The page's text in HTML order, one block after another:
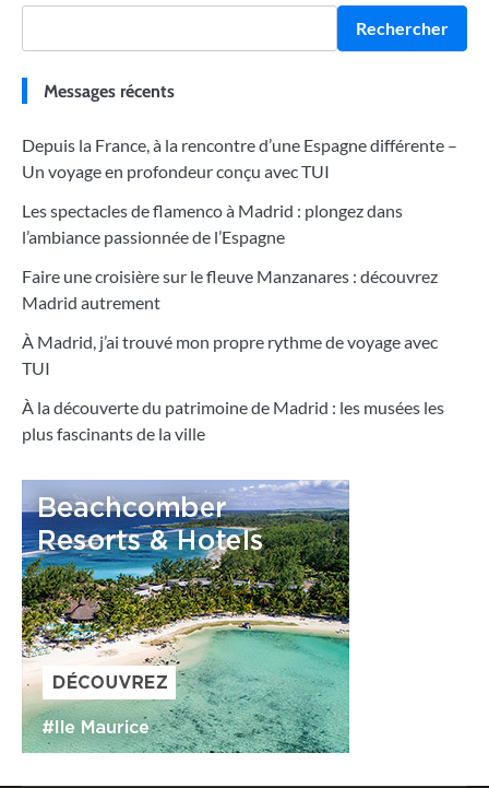
Rechercher
Messages récents
Depuis la France, à la rencontre d’une Espagne différente –
Un voyage en profondeur conçu avec TUI
Les spectacles de flamenco à Madrid : plongez dans
l’ambiance passionnée de l’Espagne
Faire une croisière sur le fleuve Manzanares : découvrez
Madrid autrement
À Madrid, j’ai trouvé mon propre rythme de voyage avec
TUI
À la découverte du patrimoine de Madrid : les musées les
plus fascinants de la ville